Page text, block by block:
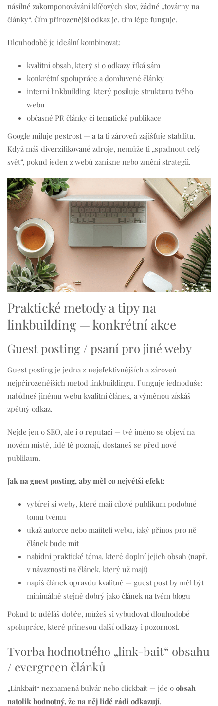
násilné zakomponovávání klíčových slov, žádné „továrny na
články“. Čím přirozenější odkaz je, tím lépe funguje.
Dlouhodobě je ideální kombinovat:
kvalitní obsah, který si o odkazy říká sám
konkrétní spolupráce a domluvené články
interní linkbuilding, který posiluje strukturu tvého
webu
občasné PR články či tematické publikace
Google miluje pestrost — a ta ti zároveň zajišťuje stabilitu.
Když máš diverzifikované zdroje, nemůže ti „spadnout celý
svět“, pokud jeden z webů zanikne nebo změní strategii.
Praktické metody a tipy na
linkbuilding — konkrétní akce
Guest posting / psaní pro jiné weby
Guest posting je jedna z nejefektivnějších a zároveň
nejpřirozenějších metod linkbuildingu. Funguje jednoduše:
nabídneš jinému webu kvalitní článek, a výměnou získáš
zpětný odkaz.
Nejde jen o SEO, ale i o reputaci — tvé jméno se objeví na
novém místě, lidé tě poznají, dostaneš se před nové
publikum.
Jak na guest posting, aby měl co největší efekt:
vybírej si weby, které mají cílové publikum podobné
tomu tvému
ukaž autorce nebo majiteli webu, jaký přínos pro ně
článek bude mít
nabídni praktické téma, které doplní jejich obsah (např.
v návaznosti na článek, který už mají)
napiš článek opravdu kvalitně — guest post by měl být
minimálně stejně dobrý jako článek na tvém blogu
Pokud to uděláš dobře, můžeš si vybudovat dlouhodobé
spolupráce, které přinesou další odkazy i pozornost.
Tvorba hodnotného „link-bait“ obsahu
/ evergreen článků
„Linkbait“ neznamená bulvár nebo clickbait — jde o obsah
natolik hodnotný, že na něj lidé rádi odkazují.